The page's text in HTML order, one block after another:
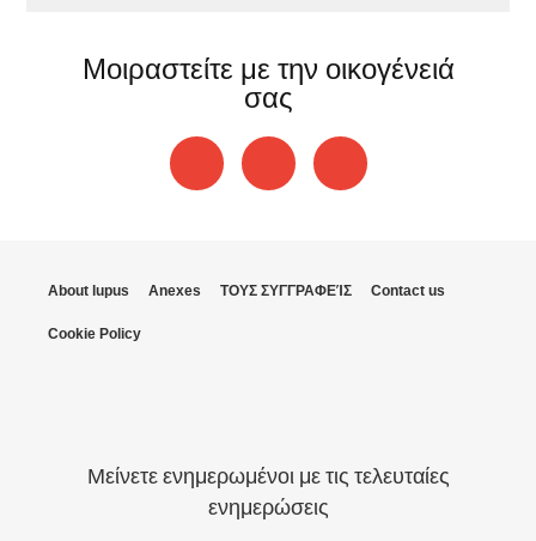
Μοιραστείτε με την οικογένειά
σας
About lupus Anexes ΤΟΥΣ ΣΥΓΓΡΑΦΕΊΣ Contact us
Cookie Policy
Μείνετε ενημερωμένοι με τις τελευταίες
ενημερώσεις